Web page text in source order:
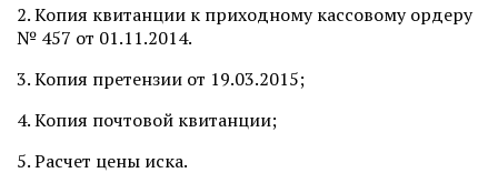
2. Копия квитанции к приходному кассовому ордеру
№ 457 от 01.11.2014.
3. Копия претензии от 19.03.2015;
4. Копия почтовой квитанции;
5. Расчет цены иска.